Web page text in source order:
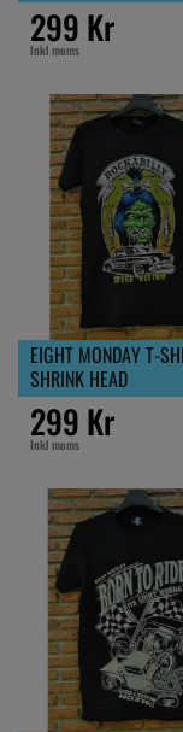
299 Kr
Inkl moms
EIGHT MONDAY T-
SHRINK HEAD
299 Kr
Inkl moms